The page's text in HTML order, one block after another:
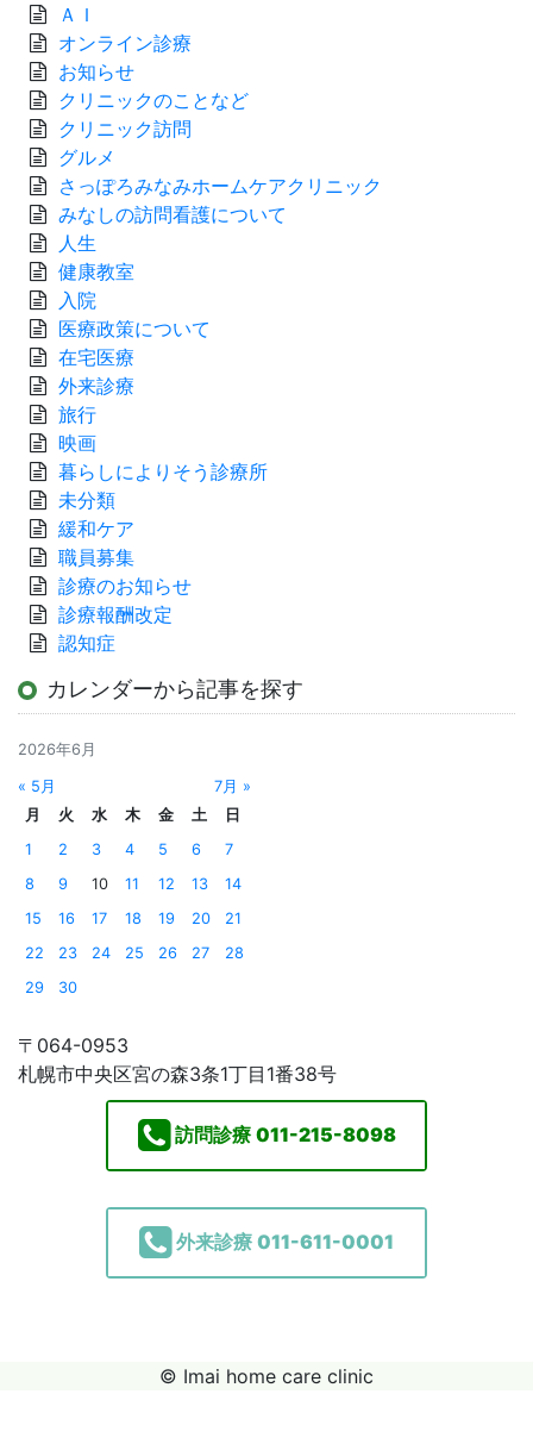
ＡＩ
オンライン診療
お知らせ
クリニックのことなど
クリニック訪問
グルメ
さっぽろみなみホームケアクリニック
みなしの訪問看護について
人生
健康教室
入院
医療政策について
在宅医療
外来診療
旅行
映画
暮らしによりそう診療所
未分類
緩和ケア
職員募集
診療のお知らせ
診療報酬改定
認知症
カレンダーから記事を探す
2026年6月
« 5月
7月 »
月
火 水 木 金 土
日
1
2 3 4 5 6
7
8
9 10 11 12 13
14
15
16 17 18 19 20
21
22
23 24 25 26 27
28
29
30
〒064-0953
札幌市中央区宮の森3条1丁目1番38号
訪問診療 011-215-8098
外来診療 011-611-0001
© Imai home care clinic